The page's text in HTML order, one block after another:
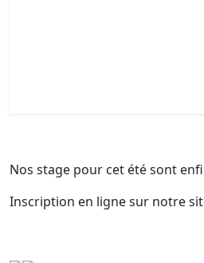
Nos stage pour cet été sont
Inscription en ligne sur notre